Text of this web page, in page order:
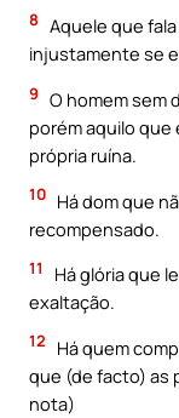
8 Aquele que
injustamente se
9 O homem sem
porém aquilo
própria ruína.
10 Há dom que
recompensado.
11
Há glória que
exaltação.
12
Há quem
que (de facto) as
nota)